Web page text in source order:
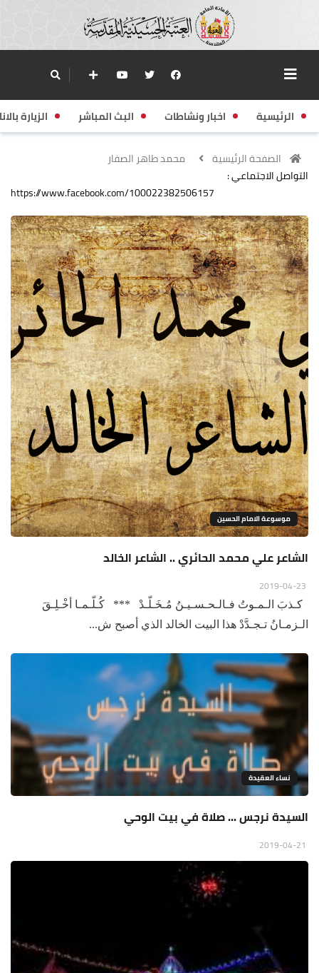
الرئيسية اخبار ونشاطات البث المباشر الزيارة
الصفحة الرئيسية
محمد طاهر الصفار
التواصل الاجتماعي :
https://www.facebook.com/100022382506157
موسوعة الامام الحسين
الشاعر علي محمد الحائري .. الشاعر الخالد
كـذبَ الـمـوتُ فـالـحـسـيـنُ مُـخَـلّـدْ *** كُـلّـمـا أخْـلِـقَ
الـزمـانُ تـجـدَّدْ هذا البيت الخالد الذي أصبح ش...
نساء العقيدة
السيدة نرجس ... صلاة في بيت الوحي